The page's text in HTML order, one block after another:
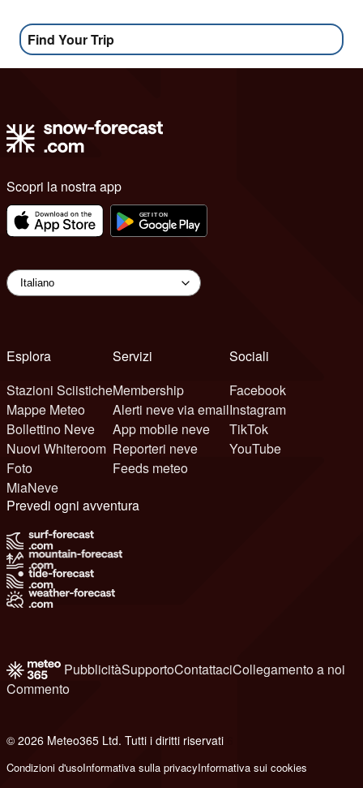
Find Your Trip
Scopri la nostra app
Esplora
Stazioni Sciistiche
Mappe Meteo
Bollettino Neve
Nuovi Whiteroom
Foto
MiaNeve
Servizi
Membership
Alerti neve via email
App mobile neve
Reporteri neve
Feeds meteo
Sociali
Facebook
Instagram
TikTok
YouTube
Prevedi ogni avventura
PubblicitàSupportoContattaciCollegamento a noi
Commento
© 2026 Meteo365 Ltd. Tutti i diritti riservati
Condizioni d'usoInformativa sulla privacyInformativa sui cookies